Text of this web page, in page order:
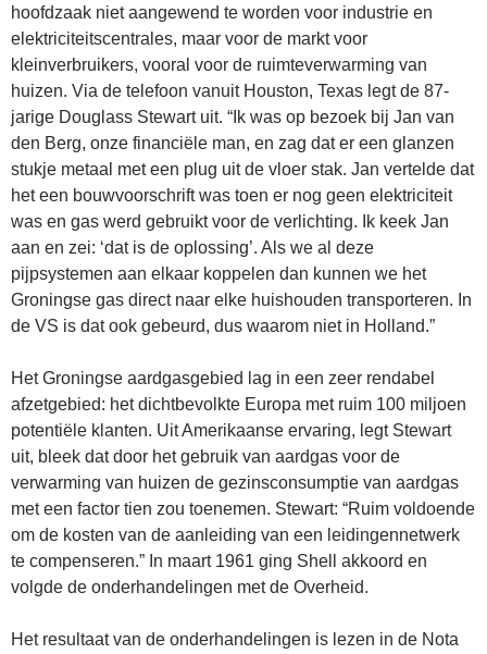
hoofdzaak niet aangewend te worden voor industrie en
elektriciteitscentrales, maar voor de markt voor
kleinverbruikers, vooral voor de ruimteverwarming van
huizen. Via de telefoon vanuit Houston, Texas legt de 87-
jarige Douglass Stewart uit. “Ik was op bezoek bij Jan van
den Berg, onze financiële man, en zag dat er een glanzen
stukje metaal met een plug uit de vloer stak. Jan vertelde dat
het een bouwvoorschrift was toen er nog geen elektriciteit
was en gas werd gebruikt voor de verlichting. Ik keek Jan
aan en zei: ‘dat is de oplossing’. Als we al deze
pijpsystemen aan elkaar koppelen dan kunnen we het
Groningse gas direct naar elke huishouden transporteren. In
de VS is dat ook gebeurd, dus waarom niet in Holland.”
Het Groningse aardgasgebied lag in een zeer rendabel
afzetgebied: het dichtbevolkte Europa met ruim 100 miljoen
potentiële klanten. Uit Amerikaanse ervaring, legt Stewart
uit, bleek dat door het gebruik van aardgas voor de
verwarming van huizen de gezinsconsumptie van aardgas
met een factor tien zou toenemen. Stewart: “Ruim voldoende
om de kosten van de aanleiding van een leidingennetwerk
te compenseren.” In maart 1961 ging Shell akkoord en
volgde de onderhandelingen met de Overheid.
Het resultaat van de onderhandelingen is lezen in de Nota